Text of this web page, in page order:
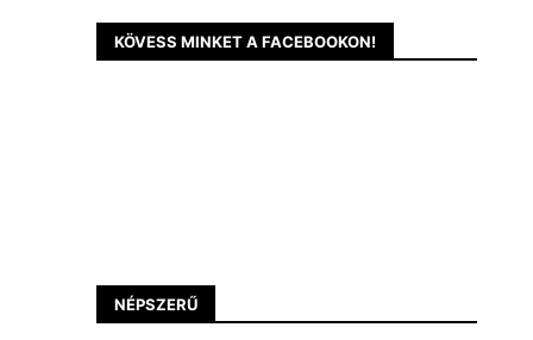
KÖVESS MINKET A FACEBOOKON!
NÉPSZERŰ